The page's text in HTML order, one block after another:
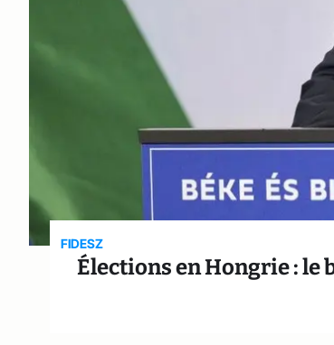
FIDESZ
Élections en Hongrie : le